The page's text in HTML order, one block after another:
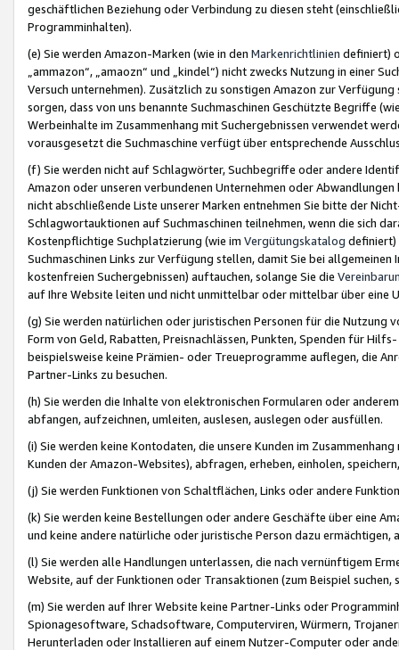
geschäftlichen Beziehung oder Verbindung zu diesen steht
Programminhalten).
(e) Sie werden Amazon-Marken (wie in den Markenrichtlinien definiert)
„ammazon“, „amaozn“ und „kindel“) nicht zwecks Nutzung in einer
Versuch unternehmen). Zusätzlich zu sonstigen Amazon zur
sorgen, dass von uns benannte Suchmaschinen Geschützte Begriffe
Werbeinhalte im Zusammenhang mit Suchergebnissen verwendet
vorausgesetzt die Suchmaschine verfügt über entsprechende
(f) Sie werden nicht auf Schlagwörter, Suchbegriffe oder andere
Amazon oder unseren verbundenen Unternehmen oder
nicht abschließende Liste unserer Marken entnehmen Sie bitte der
Schlagwortauktionen auf Suchmaschinen teilnehmen, wenn die sich
Kostenpflichtige Suchplatzierung (wie im Vergütungskatalog definiert)
Suchmaschinen Links zur Verfügung stellen, damit Sie bei
kostenfreien Suchergebnissen) auftauchen, solange Sie die
auf Ihre Website leiten und nicht unmittelbar oder mittelbar über eine
(g) Sie werden natürlichen oder juristischen Personen für die Nutzung
Form von Geld, Rabatten, Preisnachlässen, Punkten, Spenden für
beispielsweise keine Prämien- oder Treueprogramme auflegen, die
Partner-Links zu besuchen.
(h) Sie werden die Inhalte von elektronischen Formularen oder
abfangen, aufzeichnen, umleiten, auslesen, auslegen oder ausfüllen.
(i) Sie werden keine Kontodaten, die unsere Kunden im
Kunden der Amazon-Websites), abfragen, erheben, einholen,
(j) Sie werden Funktionen von Schaltflächen, Links oder andere
(k) Sie werden keine Bestellungen oder andere Geschäfte über eine
und keine andere natürliche oder juristische Person dazu
(l) Sie werden alle Handlungen unterlassen, die nach vernünftigem
Website, auf der Funktionen oder Transaktionen (zum Beispiel
(m) Sie werden auf Ihrer Website keine Partner-Links oder
Spionagesoftware, Schadsoftware, Computerviren, Würmern,
Herunterladen oder Installieren auf einem Nutzer-Computer oder